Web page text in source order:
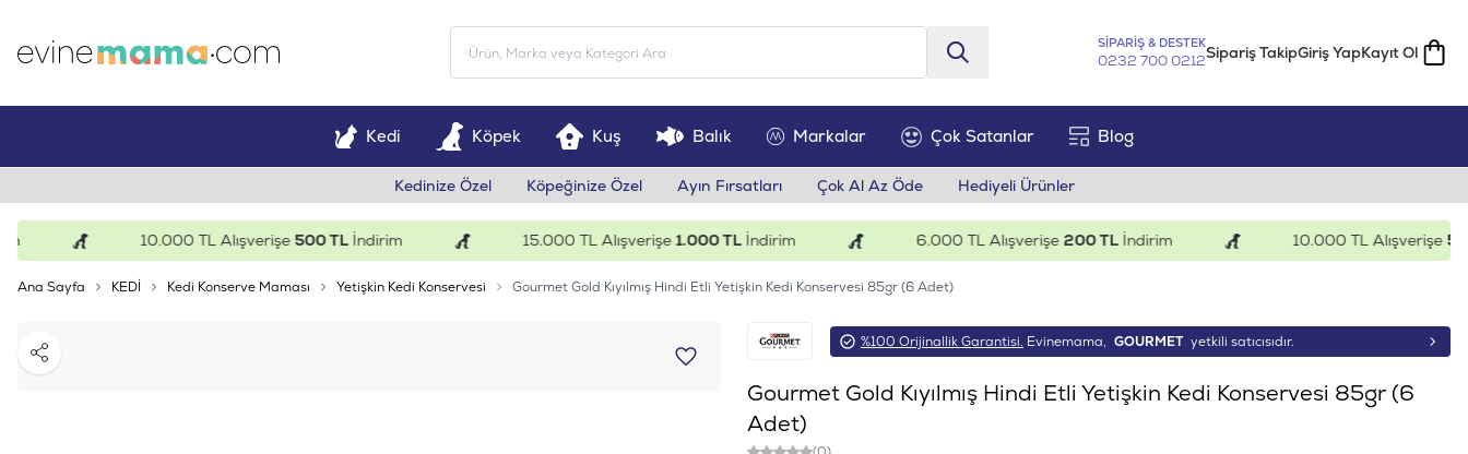
SİPARİŞ & DESTEK
0232 700 0212Sipariş TakipGiriş YapKayıt Ol
Kedi Köpek Kuş Balık Markalar Çok Satanlar Blog
Kedinize Özel Köpeğinize Özel Ayın Fırsatları Çok Al Az Öde Hediyeli Ürünler
10.000 TL Alışverişe500 TLİndirim 15.000 TL Alışverişe1.000 TLİndirim 6.000 TL Alışverişe200 TLİndirim 10.000 TL Alışverişe500 TL
Ana Sayfa KEDİ Kedi Konserve Maması Yetişkin Kedi Konservesi Gourmet Gold Kıyılmış Hindi Etli Yetişkin Kedi Konservesi 85gr (6 Adet)
Paylaş
%100 Orijinallik Garantisi. Evinemama, GOURMET yetkili satıcısıdır.
Gourmet Gold Kıyılmış Hindi Etli Yetişkin Kedi Konservesi 85gr (6
Adet)